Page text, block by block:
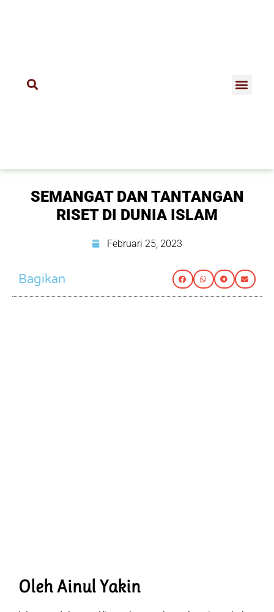
SEMANGAT DAN TANTANGAN
RISET DI DUNIA ISLAM
Februari 25, 2023
Bagikan
Oleh Ainul Yakin